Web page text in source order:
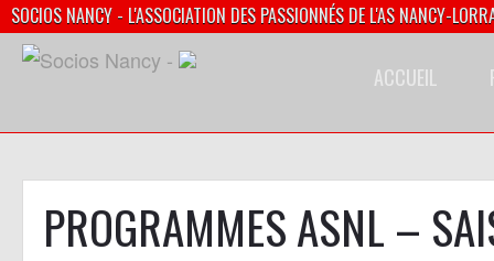
SOCIOS NANCY - L'ASSOCIATION DES PASSIONNÉS DE L'AS NANCY-
ACCUEIL
PROGRAMMES ASNL –